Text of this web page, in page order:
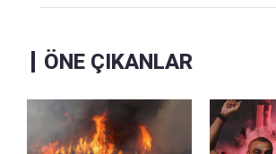
ÖNE ÇIKANLAR